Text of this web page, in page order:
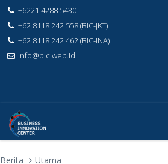
+6221 4288 5430
+62 8118 242 558 (BIC-JKT)
+62 8118 242 462 (BIC-INA)
info@bic.web.id
Berita
Utama